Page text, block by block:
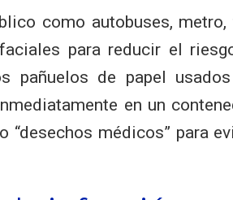
como autobuses,
para reducir el
pañuelos de papel
en un
“desechos médicos” para